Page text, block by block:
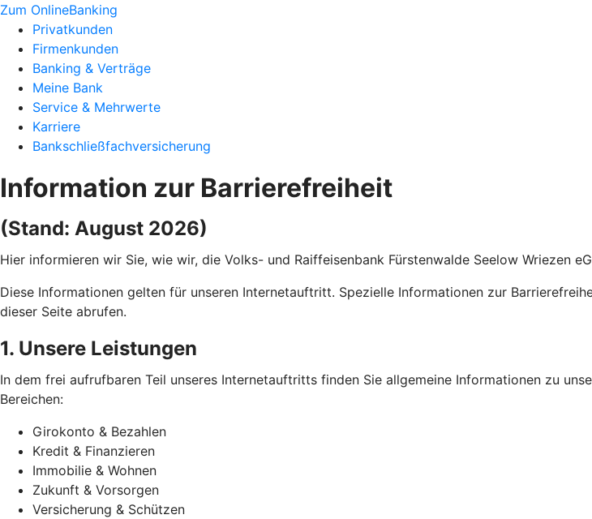
Zum OnlineBanking
Privatkunden
Firmenkunden
Banking & Verträge
Meine Bank
Service & Mehrwerte
Karriere
Bankschließfachversicherung
Information zur Barrierefreiheit
(Stand: August 2026)
Hier informieren wir Sie, wie wir, die Volks- und Raiffeisenbank Fürstenwalde Seelow Wriezen
Diese Informationen gelten für unseren Internetauftritt. Spezielle Informationen zur
dieser Seite abrufen.
1. Unsere Leistungen
In dem frei aufrufbaren Teil unseres Internetauftritts finden Sie allgemeine Informationen zu
Bereichen:
Girokonto & Bezahlen
Kredit & Finanzieren
Immobilie & Wohnen
Zukunft & Vorsorgen
Versicherung & Schützen